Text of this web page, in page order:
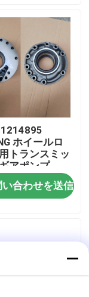
シリーズ
ホイールロ
トランスミッ
アポンプ
、CLG856H、
、CLG870 トラ
ション
い合わせを送信